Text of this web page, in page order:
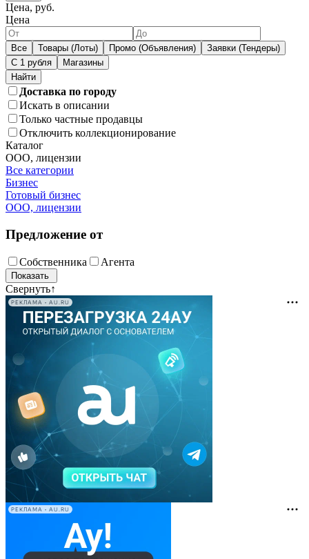
Цена, руб.
Цена
Все Товары (Лоты) Промо (Объявления)
Заявки (Тендеры)
С 1 рубля
Магазины
Доставка по городу
Искать в описании
Только частные продавцы
Отключить коллекционирование
Каталог
ООО, лицензии
Все категории
Бизнес
Готовый бизнес
ООО, лицензии
Предложение от
Собственника Агента
Свернуть↑
РЕКЛАМА • AU.RU
РЕКЛАМА • AU.RU